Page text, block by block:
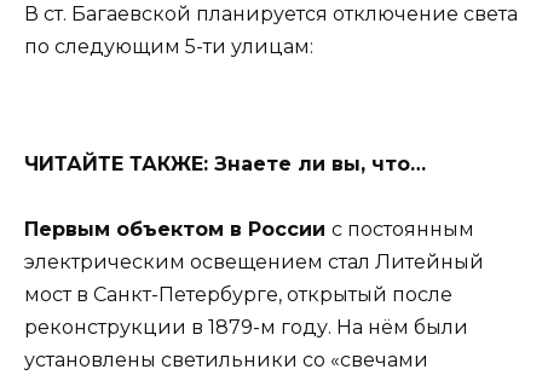
В ст. Багаевской планируется отключение света
по следующим 5-ти улицам:
ЧИТАЙТЕ ТАКЖЕ: Знаете ли вы, что…
Первым объектом в России с постоянным
электрическим освещением стал Литейный
мост в Санкт-Петербурге, открытый после
реконструкции в 1879-м году. На нём были
установлены светильники со «свечами